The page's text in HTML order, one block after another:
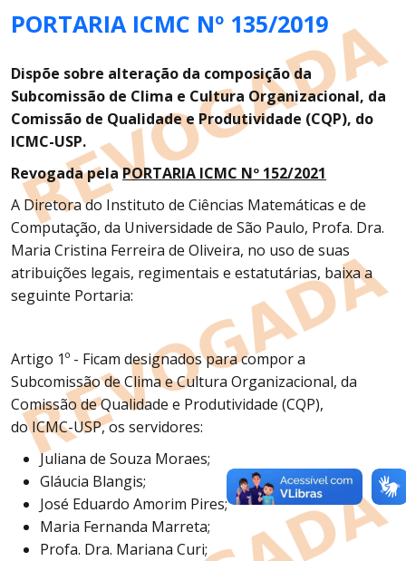
PORTARIA ICMC Nº 135/2019
Dispõe sobre alteração da composição da
Subcomissão de Clima e Cultura Organizacional, da
Comissão de Qualidade e Produtividade (CQP), do
ICMC-USP.
Revogada pelaPORTARIA ICMC Nº 152/2021
A Diretora do Instituto de Ciências Matemáticas e de
Computação, da Universidade de São Paulo, Profa. Dra.
Maria Cristina Ferreira de Oliveira, no uso de suas
atribuições legais, regimentais e estatutárias, baixa a
seguinte Portaria:
Artigo 1º - Ficam designados para compor a
Subcomissão de Clima e Cultura Organizacional, da
Comissão de Qualidade e Produtividade (CQP),
do ICMC-USP, os servidores:
Juliana de Souza Moraes;
Gláucia Blangis;
José Eduardo Amorim Pires;
Maria Fernanda Marreta;
Profa. Dra. Mariana Curi;